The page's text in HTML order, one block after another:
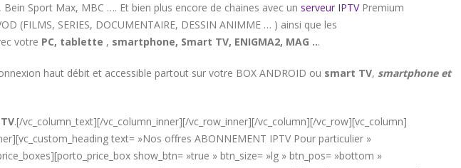
Sport Max, MBC …. Et bien plus encore de chaines avec un serveur IPTVPremium
(FILMS, SERIES, DOCUMENTAIRE, DESSIN ANIMME … ) ainsi que les
votre PC, tablette , smartphone, Smart TV, ENIGMA2, MAG ...
haut débit et accessible partout sur votre BOX ANDROID ou smart TV, smartphone et
.[/vc_column_text][/vc_column_inner][/vc_row_inner][/vc_column][/vc_row][vc_column]
text= »Nos offres ABONNEMENT IPTV Pour particulier »
show_btn= »true » btn_size= »lg » btn_pos= »bottom »